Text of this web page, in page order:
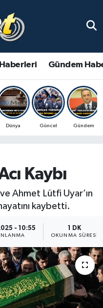
Gündem
Dünya Güncel Gündem
Kaybı
Ahmet Lütfi Uyar’ın
kaybetti.
- 10:55 1 DK
OKUNMA SÜRESI